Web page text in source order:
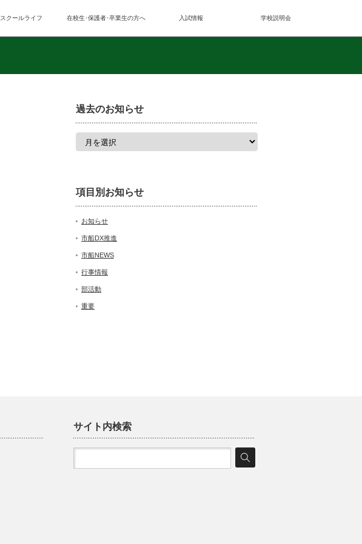
スクールライフ 在校生･保護者･卒業生の方へ 入試情報 学校説明会
過去のお知らせ
項目別お知らせ
お知らせ
市船DX推進
市船NEWS
行事情報
部活動
重要
サイト内検索